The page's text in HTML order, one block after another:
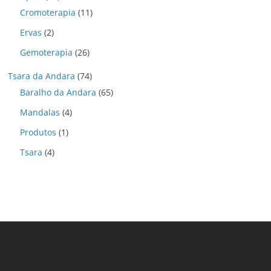
Cromoterapia (11)
Ervas (2)
Gemoterapia (26)
Tsara da Andara (74)
Baralho da Andara (65)
Mandalas (4)
Produtos (1)
Tsara (4)